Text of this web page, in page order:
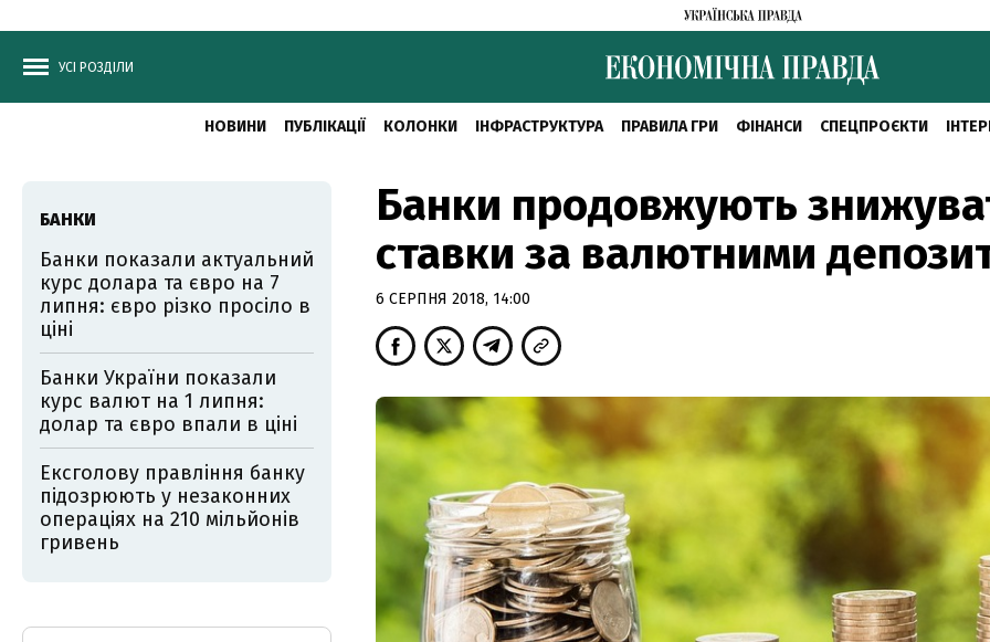
УСІ РОЗДІЛИ
НОВИНИ ПУБЛІКАЦІЇ КОЛОНКИ ІНФРАСТРУКТУРА ПРАВИЛА ГРИ ФІНАНСИ СПЕЦПРОЄКТИ
Банки продовжують
ставки за валютними
6 СЕРПНЯ 2018, 14:00
БАНКИ
Банки показали актуальний
курс долара та євро на 7
липня: євро різко просіло в
ціні
Банки України показали
курс валют на 1 липня:
долар та євро впали в ціні
Ексголову правління банку
підозрюють у незаконних
операціях на 210 мільйонів
гривень